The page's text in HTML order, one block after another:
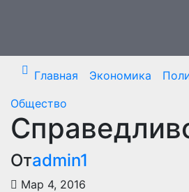
Главная Экономика
Общество
Отadmin1
Мар 4, 2016